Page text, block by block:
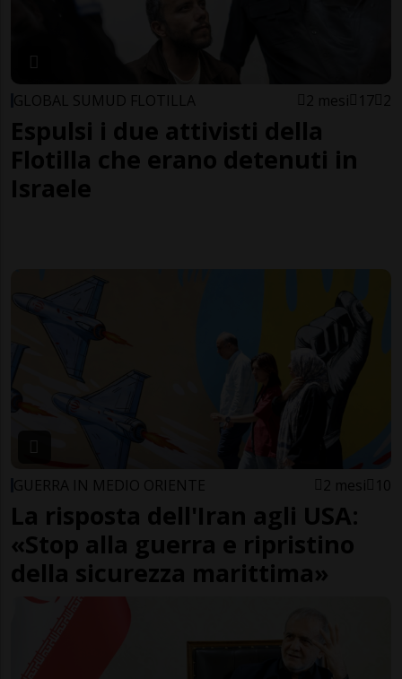
GLOBAL SUMUD FLOTILLA 2 mesi 17 2
Espulsi i due attivisti della
Flotilla che erano detenuti in
Israele
GUERRA IN MEDIO ORIENTE 2 mesi 10
La risposta dell'Iran agli USA:
«Stop alla guerra e ripristino
della sicurezza marittima»